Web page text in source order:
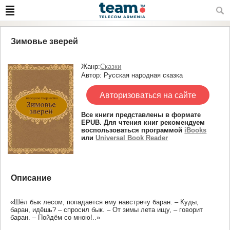
Зимовье зверей
Жанр:Сказки
Автор: Русская народная сказка
Авторизоваться на сайте
Все книги представлены в формате
EPUB. Для чтения книг рекомендуем
воспользоваться программой iBooks
илиUniversal Book Reader
Описание
«Шёл бык лесом, попадается ему навстречу баран. – Куды,
баран, идёшь? – спросил бык. – От зимы лета ищу, – говорит
баран. – Пойдём со мною!..»